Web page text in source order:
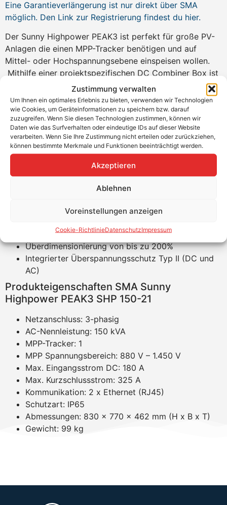
Zustimmung verwalten
Um Ihnen ein optimales Erlebnis zu bieten, verwenden wir Technologien
wie Cookies, um Geräteinformationen zu speichern bzw. darauf
zuzugreifen. Wenn Sie diesen Technologien zustimmen, können wir
Daten wie das Surfverhalten oder eindeutige IDs auf dieser Website
verarbeiten. Wenn Sie Ihre Zustimmung nicht erteilen oder zurückziehen,
können bestimmte Merkmale und Funktionen beeinträchtigt werden.
Akzeptieren
Ablehnen
Voreinstellungen anzeigen
Cookie-RichtlinieDatenschutzImpressum
Eine Garantieverlängerung ist nur direkt über SMA
möglich. Den Link zur Registrierung findest du hier.
Der Sunny Highpower PEAK3 ist perfekt für große PV-
Anlagen die einen MPP-Tracker benötigen und auf
Mittel- oder Hochspannungsebene einspeisen wollen.
Mithilfe einer projektspezifischen DC Combiner Box ist
eine Überdimensionierung der PV-Anlage von bis zu
200 % möglich. Dabei kann der Wechselrichter auch
Temperaturen bis zu 50 °C ohne Derating standhalten.
Der PEAK3 kommt mit der bewährten SMA-Plattform
mit integriertem Webserver und bietet eine hohe
Zuverlässigkeit neben einer flexiblen, dezentralen
Anlagenauslegung. In Kombination mit dem SMA Data
Manager ist der PEAK3 voll kompatibel zu dem
Flexibel einsetzbare Combiner Boxen
Überdimensionierung von bis zu 200%
Integrierter Überspannungsschutz Typ II (DC und
AC)
Produkteigenschaften SMA Sunny
Highpower PEAK3 SHP 150-21
Netzanschluss: 3-phasig
AC-Nennleistung: 150 kVA
MPP-Tracker: 1
MPP Spannungsbereich: 880 V – 1.450 V
Max. Eingangsstrom DC: 180 A
Max. Kurzschlussstrom: 325 A
Kommunikation: 2 x Ethernet (RJ45)
Schutzart: IP65
Abmessungen: 830 x 770 x 462 mm (H x B x T)
Gewicht: 99 kg